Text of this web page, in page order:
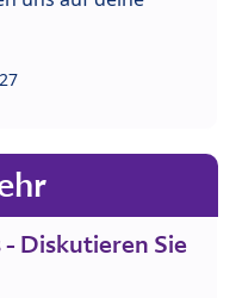
Diskutieren Sie